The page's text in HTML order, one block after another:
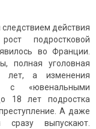
действия
подростковой
во Франции.
полная уголовная
лет, а изменения
с «ювенальными
18 лет подростка
А даже
сразу выпускают.